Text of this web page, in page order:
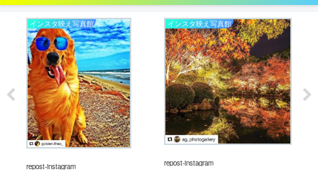
インスタ映え写真館
repost-instagram
インスタ映え写真館
repost-instagram